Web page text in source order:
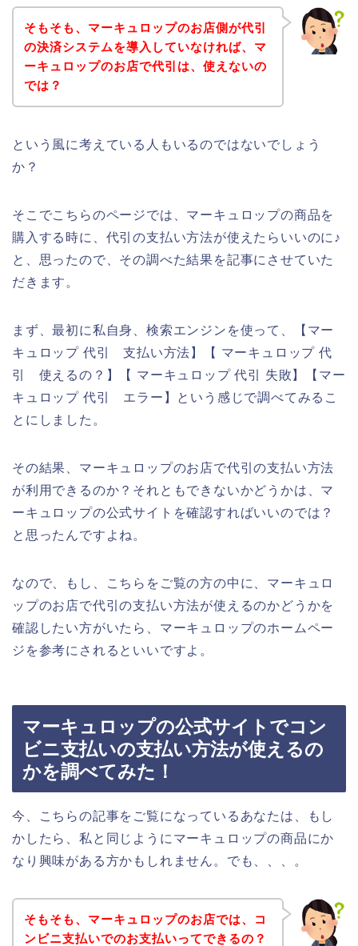
そもそも、マーキュロップのお店側が代引
の決済システムを導入していなければ、マ
ーキュロップのお店で代引は、使えないの
では？
という風に考えている人もいるのではないでしょう
か？
そこでこちらのページでは、マーキュロップの商品を
購入する時に、代引の支払い方法が使えたらいいのに♪
と、思ったので、その調べた結果を記事にさせていた
だきます。
まず、最初に私自身、検索エンジンを使って、【マー
キュロップ 代引 支払い方法】【 マーキュロップ 代
引 使えるの？】【 マーキュロップ 代引 失敗】【マー
キュロップ 代引 エラー】という感じで調べてみるこ
とにしました。
その結果、マーキュロップのお店で代引の支払い方法
が利用できるのか？それともできないかどうかは、マ
ーキュロップの公式サイトを確認すればいいのでは？
と思ったんですよね。
なので、もし、こちらをご覧の方の中に、マーキュロ
ップのお店で代引の支払い方法が使えるのかどうかを
確認したい方がいたら、マーキュロップのホームペー
ジを参考にされるといいですよ。
マーキュロップの公式サイトでコン
ビニ支払いの支払い方法が使えるの
かを調べてみた！
今、こちらの記事をご覧になっているあなたは、もし
かしたら、私と同じようにマーキュロップの商品にか
なり興味がある方かもしれません。でも、、、。
そもそも、マーキュロップのお店では、コ
ンビニ支払いでのお支払いってできるの？